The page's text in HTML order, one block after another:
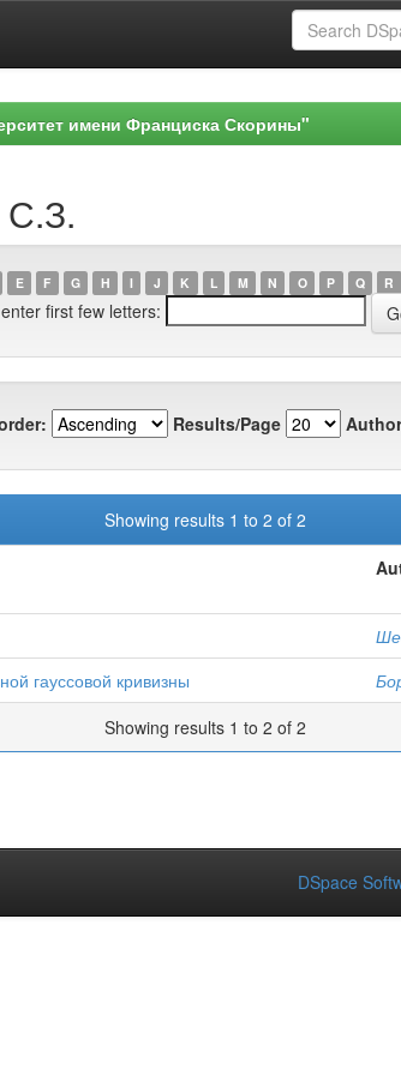
имени Франциска Скорины"
E F G H I J K L M N O P Q R
first few letters:
Results/Page
Showing results 1 to 2 of 2
гауссовой кривизны
Showing results 1 to 2 of 2
DSpace